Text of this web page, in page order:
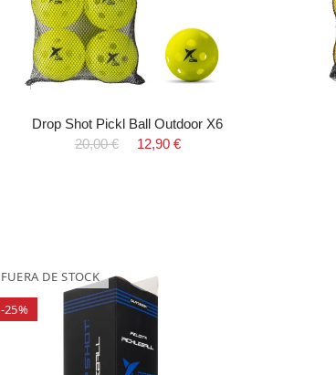
Drop Shot Pickl Ball Outdoor X6
20,00 €
12,90 €
FUERA DE STOCK
-25%